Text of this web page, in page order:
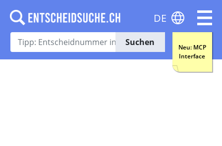
Suchen
Neu: MCP
Interface
DE